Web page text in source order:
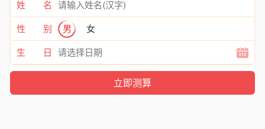
姓 名
性 别 男 女
生 日